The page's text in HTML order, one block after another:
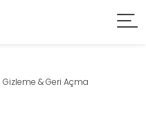
& Geri Açma